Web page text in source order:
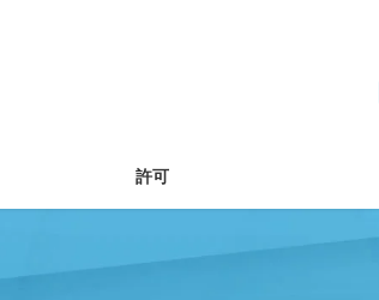
許可